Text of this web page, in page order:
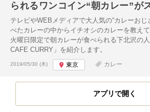
られるワンコイン“朝カレー”が
テレビやWEBメディアで大人気の“カレーおじ
べたカレーの中からイチオシのカレーを教えて
火曜日限定で朝カレーが食べられる下北沢の
CAFE CURRY」を紹介します。
投稿日:
2019/05/30 (木) 東京 カレー
アプリで開く